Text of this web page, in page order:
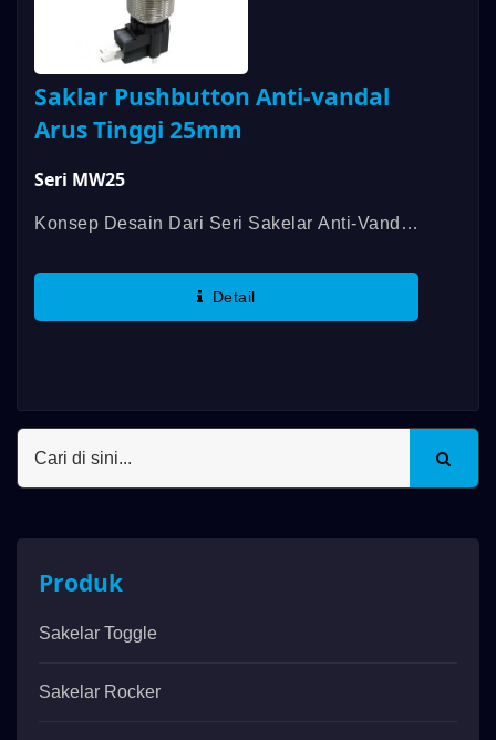
Saklar Pushbutton Anti-vandal
Arus Tinggi 25mm
Seri MW25
Konsep Desain Dari Seri Sakelar Anti-Vandal
Anti-Vandal DAILYWELL MPB Dan Aplikasi
Detail
Produk
Sakelar Toggle
Sakelar Rocker